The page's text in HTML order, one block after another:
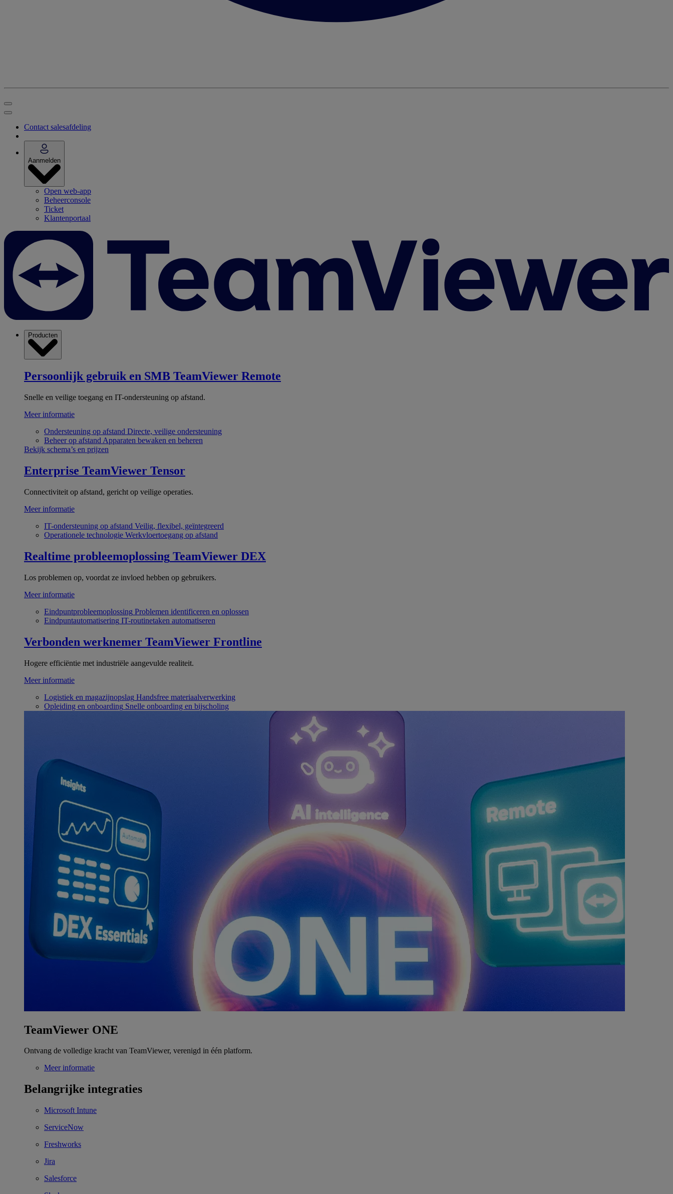
Contact salesafdeling
Aanmelden
Open web-app
Beheerconsole
Ticket
Klantenportaal
Producten
Persoonlijk gebruik en SMB TeamViewer Remote
Snelle en veilige toegang en IT-ondersteuning op afstand.
Meer informatie
Ondersteuning op afstand Directe, veilige ondersteuning
Beheer op afstand Apparaten bewaken en beheren
Bekijk schema’s en prijzen
Enterprise TeamViewer Tensor
Connectiviteit op afstand, gericht op veilige operaties.
Meer informatie
IT-ondersteuning op afstand Veilig, flexibel, geïntegreerd
Operationele technologie Werkvloertoegang op afstand
Realtime probleemoplossing TeamViewer DEX
Los problemen op, voordat ze invloed hebben op gebruikers.
Meer informatie
Eindpuntprobleemoplossing Problemen identificeren en oplossen
Eindpuntautomatisering IT-routinetaken automatiseren
Verbonden werknemer TeamViewer Frontline
Hogere efficiëntie met industriële aangevulde realiteit.
Meer informatie
Logistiek en magazijnopslag Handsfree materiaalverwerking
Opleiding en onboarding Snelle onboarding en bijscholing
TeamViewer ONE
Ontvang de volledige kracht van TeamViewer, verenigd in één platform.
Meer informatie
Belangrijke integraties
Microsoft Intune
ServiceNow
Freshworks
Jira
Salesforce